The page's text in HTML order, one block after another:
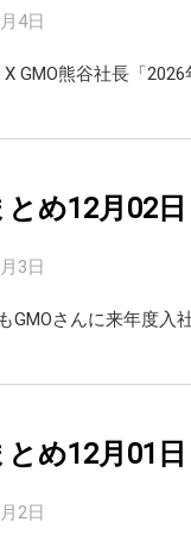
4日
GMO熊谷社長「
とめ12月02日
3日
GMOさんに来年度入
とめ12月01日
2日